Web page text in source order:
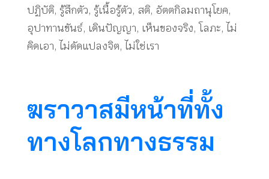
ปฏิบัติ, รู้สึกตัว, รู้เนื้อรู้ตัว, สติ, อัตตกิลมถานุโยค,
อุปาทานขันธ์, เดินปัญญา, เห็นของจริง, โลภะ, ไม่
คิดเอา, ไม่ดัดแปลงจิต, ไม่ใช่เรา
ฆราวาสมีหน้าที่ทั้ง
ทางโลกทางธรรม